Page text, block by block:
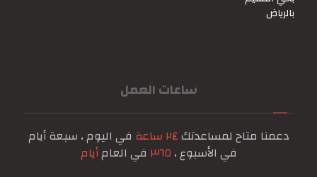
ساعات العمل
دعمنا متاح لمساعدتك٢٤ ساعة
في اليوم ، سبعة أيام
في الأسبوع ، ٣٦٥ في العامأيام